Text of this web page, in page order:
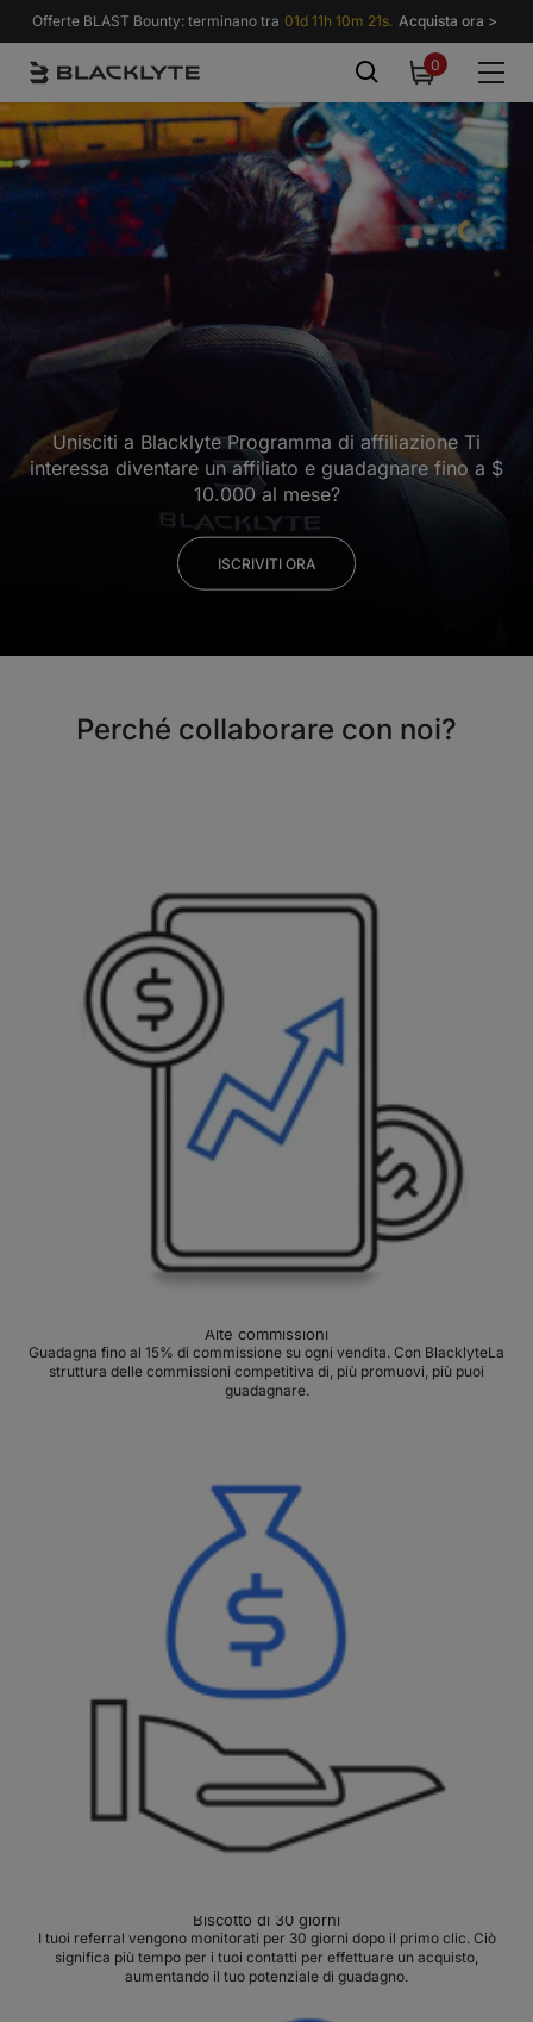
Vai al contenuto
Offerte BLAST Bounty: terminano tra 01d 11h 10m 20s. Acquista ora >
00
items
Unisciti a Blacklyte Programma di affiliazione Ti
interessa diventare un affiliato e guadagnare fino a $
10.000 al mese?
ISCRIVITI ORA
Perché collaborare con noi?
Alte commissioni
Guadagna fino al 15% di commissione su ogni vendita. Con BlacklyteLa
struttura delle commissioni competitiva di, più promuovi, più puoi
guadagnare.
Biscotto di 30 giorni
I tuoi referral vengono monitorati per 30 giorni dopo il primo clic. Ciò
significa più tempo per i tuoi contatti per effettuare un acquisto,
aumentando il tuo potenziale di guadagno.